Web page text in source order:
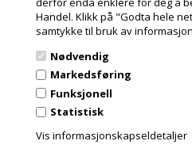
Handel. Klikk på "Godta hele
samtykke til bruk av
Nødvendig
Markedsføring
Funksjonell
Statistisk
Vis informasjonskapseldetaljer
spranget til FineArt-papir.
1.160,00 Kr.ekslusive. mva
Hahnemühle Certificate
(Ægthedsbevis)